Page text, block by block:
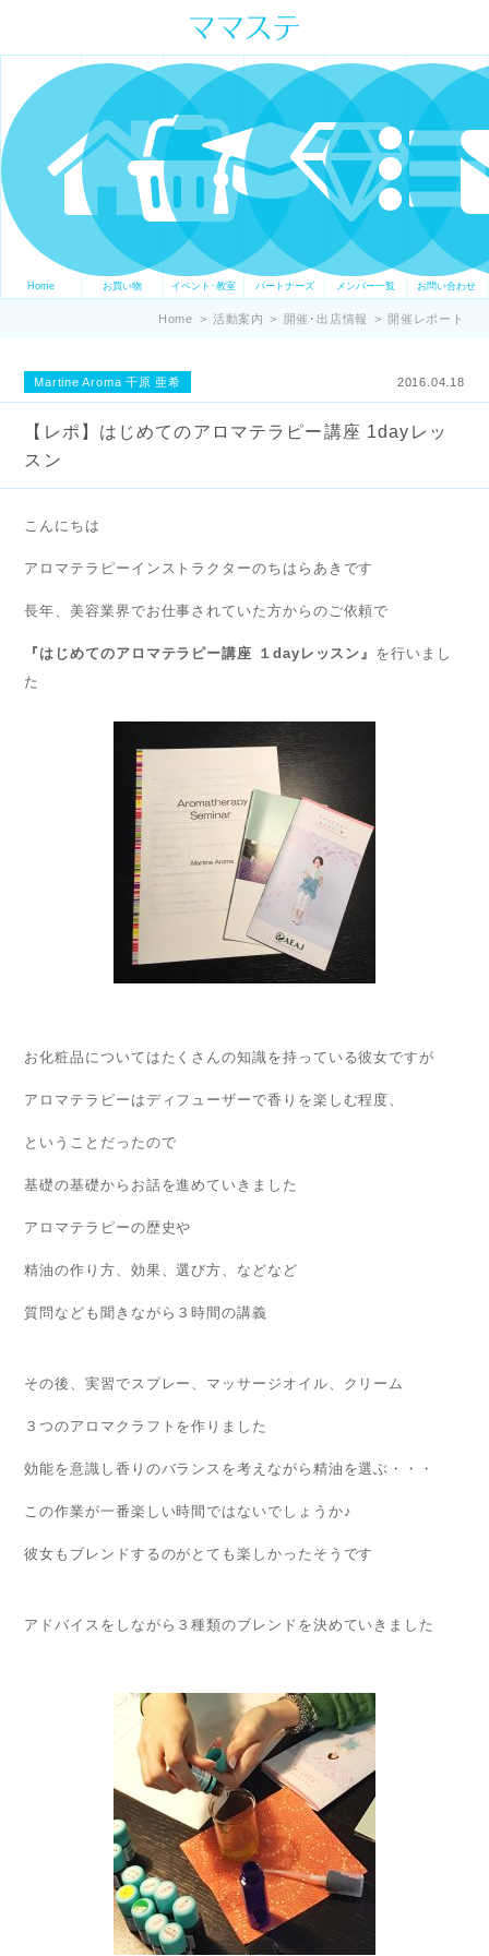
ママの才能発信します。 手づくり
表現ステージ ママステ スキル・セ
ンスを表現したいママが集まって
ます。
Home お買い物 イベント･教室 パートナーズ メンバー一覧 お問い合わせ
Home > 活動案内 > 開催･出店情報 > 開催レポート
Martine Aroma 千原 亜希 2016.04.18
【レポ】はじめてのアロマテラピー講座 1dayレッ
スン
こんにちは
アロマテラピーインストラクターのちはらあきです
長年、美容業界でお仕事されていた方からのご依頼で
『はじめてのアロマテラピー講座 １dayレッスン』 を行いまし
た
お化粧品についてはたくさんの知識を持っている彼女ですが
アロマテラピーはディフューザーで香りを楽しむ程度、
ということだったので
基礎の基礎からお話を進めていきました
アロマテラピーの歴史や
精油の作り方、効果、選び方、などなど
質問なども聞きながら３時間の講義
その後、実習でスプレー、マッサージオイル、クリーム
３つのアロマクラフトを作りました
効能を意識し香りのバランスを考えながら精油を選ぶ・・・
この作業が一番楽しい時間ではないでしょうか♪
彼女もブレンドするのがとても楽しかったそうです
アドバイスをしながら３種類のブレンドを決めていきました